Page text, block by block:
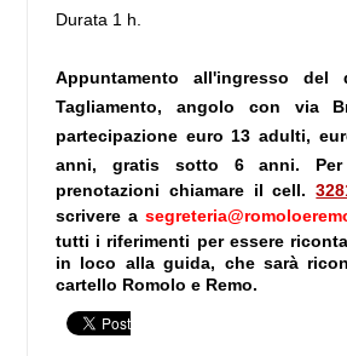
Durata 1 h.
Appuntamento all'ingresso del
Tagliamento, angolo con via
partecipazione euro 13 adulti,
anni, gratis sotto 6 anni.
prenotazioni chiamare ilcell.
scrivere a
tutti i riferimenti per essere
in loco alla guida, che sarà
cartello Romolo e Remo.